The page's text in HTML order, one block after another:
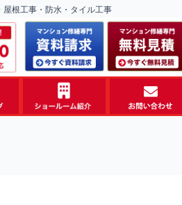
根工事・防水・タイル工事